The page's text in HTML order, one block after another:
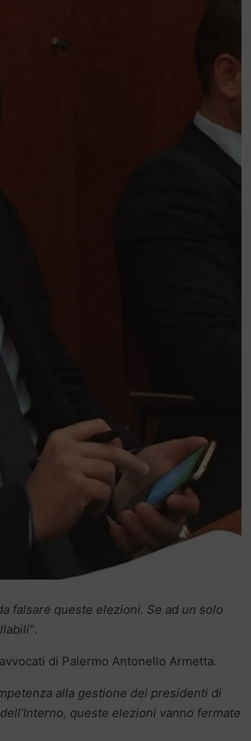
falsare queste elezioni. Se ad un solo
.
di Palermo Antonello Armetta.
alla gestione dei presidenti di
queste elezioni vanno fermate